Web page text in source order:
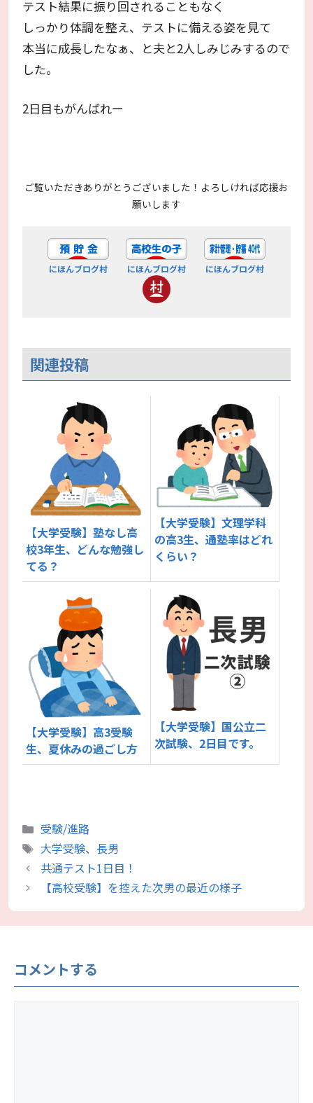
テスト結果に振り回されることもなく
しっかり体調を整え、テストに備える姿を見て
本当に成長したなぁ、と夫と2人しみじみするので
した。
2日目もがんばれー
ご覧いただきありがとうございました！よろしければ応援お
願いします
にほんブログ村 にほんブログ村 にほんブログ村
関連投稿
【大学受験】塾なし高
校3年生、どんな勉強し
てる？
【大学受験】文理学科
の高3生、通塾率はどれ
くらい？
【大学受験】高3受験
生、夏休みの過ごし方
【大学受験】国公立二
次試験、2日目です。
カ
テ
ゴ
リ
ー
受験/進路
タ
グ
大学受験、 長男
共通テスト1日目！
【高校受験】を控えた次男の最近の様子
コメントする